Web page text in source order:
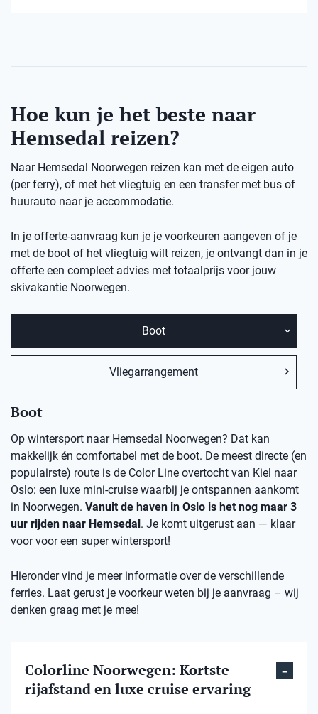
Hoe kun je het beste naar
Hemsedal reizen?
Naar Hemsedal Noorwegen reizen kan met de eigen auto
(per ferry), of met het vliegtuig en een transfer met bus of
huurauto naar je accommodatie.
In je offerte-aanvraag kun je je voorkeuren aangeven of je
met de boot of het vliegtuig wilt reizen, je ontvangt dan in je
offerte een compleet advies met totaalprijs voor jouw
skivakantie Noorwegen.
Boot
Vliegarrangement
Boot
Op wintersport naar Hemsedal Noorwegen? Dat kan
makkelijk én comfortabel met de boot. De meest directe (en
populairste) route is de Color Line overtocht van Kiel naar
Oslo: een luxe mini-cruise waarbij je ontspannen aankomt
in Noorwegen. Vanuit de haven in Oslo is het nog maar 3
uur rijden naar Hemsedal. Je komt uitgerust aan — klaar
voor voor een super wintersport!
Hieronder vind je meer informatie over de verschillende
ferries. Laat gerust je voorkeur weten bij je aanvraag – wij
denken graag met je mee!
Colorline Noorwegen: Kortste
rijafstand en luxe cruise ervaring